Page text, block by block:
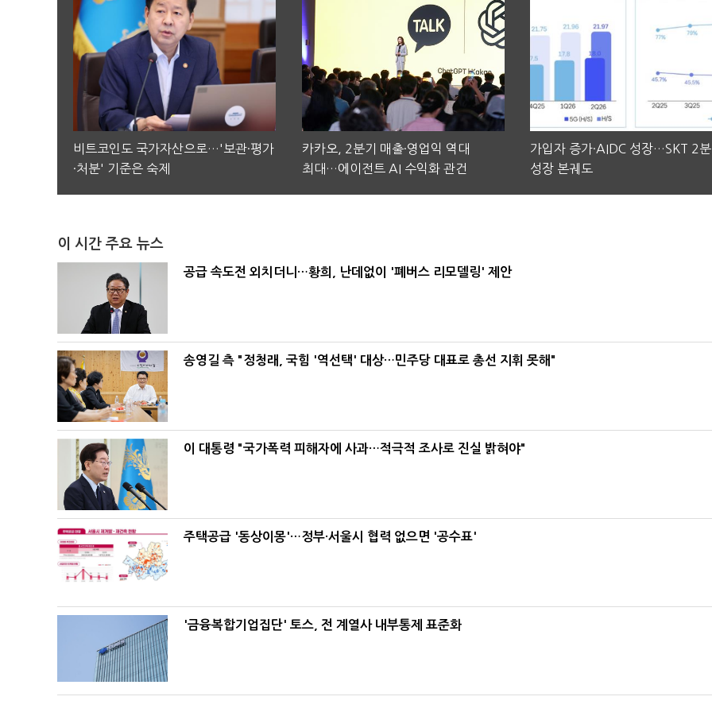
비트코인도 국가자산으로…'보관·평가
·처분' 기준은 숙제
카카오, 2분기 매출·영업익 역대
최대…에이전트 AI 수익화 관건
가입자 증가·AIDC 성장…SKT 2
성장 본궤도
이 시간 주요 뉴스
공급 속도전 외치더니…황희, 난데없이 '폐버스 리모델링' 제안
송영길 측 "정청래, 국힘 '역선택' 대상…민주당 대표로 총선 지휘 못해"
이 대통령 "국가폭력 피해자에 사과…적극적 조사로 진실 밝혀야"
주택공급 '동상이몽'…정부·서울시 협력 없으면 '공수표'
'금융복합기업집단' 토스, 전 계열사 내부통제 표준화